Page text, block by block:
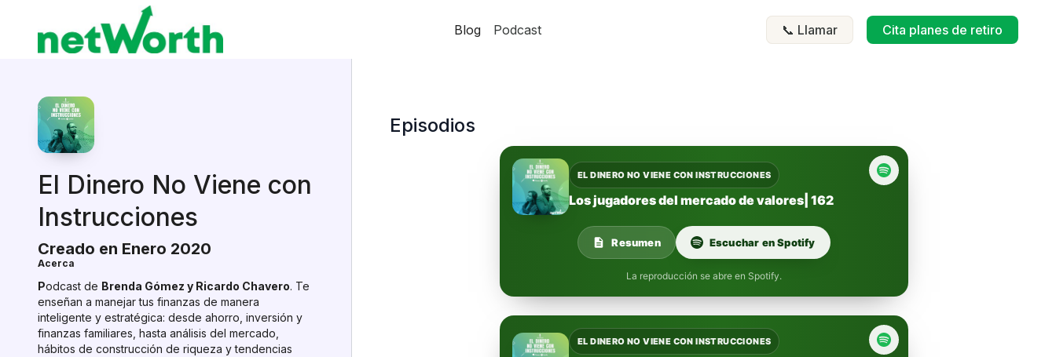
Blog Podcast 📞 Llamar Cita planes de retiro
El Dinero No Viene con
Instrucciones
Creado en Enero 2020
Acerca
Podcast de Brenda Gómez y Ricardo Chavero. Te
enseñan a manejar tus finanzas de manera
inteligente y estratégica: desde ahorro, inversión y
finanzas familiares, hasta análisis del mercado,
hábitos de construcción de riqueza y tendencias
Episodios
EL DINERO NO VIENE CON INSTRUCCIONES
Los jugadores del mercado de valores| 162
Resumen Escuchar en Spotify
La reproducción se abre en Spotify.
EL DINERO NO VIENE CON INSTRUCCIONES